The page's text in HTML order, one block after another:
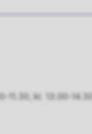
11.30, kl. 13.00-